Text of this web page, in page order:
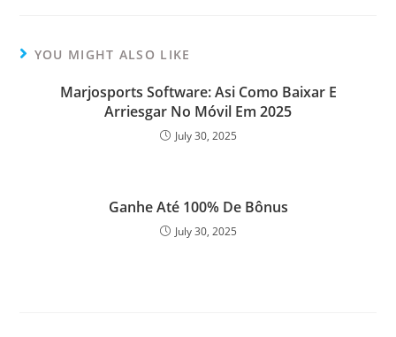
YOU MIGHT ALSO LIKE
Marjosports Software: Asi Como Baixar E
Arriesgar No Móvil Em 2025
July 30, 2025
Ganhe Até 100% De Bônus
July 30, 2025